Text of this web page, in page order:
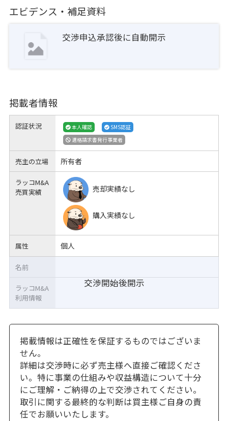
エビデンス・補足資料
交渉申込承認後に自動開示
掲載者情報
認証状況 本人確認
SMS認証
適格請求書発行事業者
売主の立場 所有者
ラッコM&A
売買実績
売却実績なし
購入実績なし
属性 個人
交渉開始後開示
名前
ラッコM&A
利用情報
掲載情報は正確性を保証するものではございま
せん。
詳細は交渉時に必ず売主様へ直接ご確認くださ
い。特に事業の仕組みや収益構造について十分
にご理解・ご納得の上で交渉されてください。
取引に関する最終的な判断は買主様ご自身の責
任でお願いいたします。